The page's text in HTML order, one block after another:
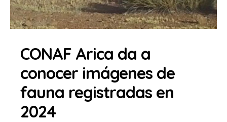
CONAF Arica da a
conocer imágenes de
fauna registradas en
2024